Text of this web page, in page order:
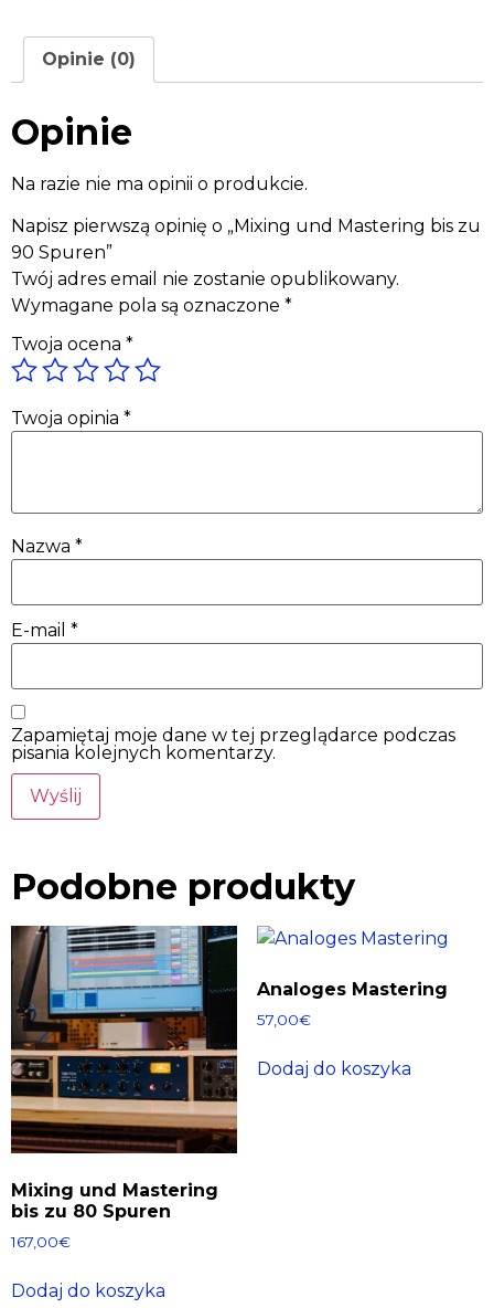
Opinie (0)
Opinie
Na razie nie ma opinii o produkcie.
Napisz pierwszą opinię o „Mixing und Mastering bis zu
90 Spuren”
Twój adres email nie zostanie opublikowany.
Wymagane pola są oznaczone *
Twoja ocena *
Twoja opinia *
Nazwa *
E-mail *
Zapamiętaj moje dane w tej przeglądarce podczas
pisania kolejnych komentarzy.
Podobne produkty
Mixing und Mastering
bis zu 80 Spuren
167,00€
Dodaj do koszyka
Analoges Mastering
57,00€
Dodaj do koszyka